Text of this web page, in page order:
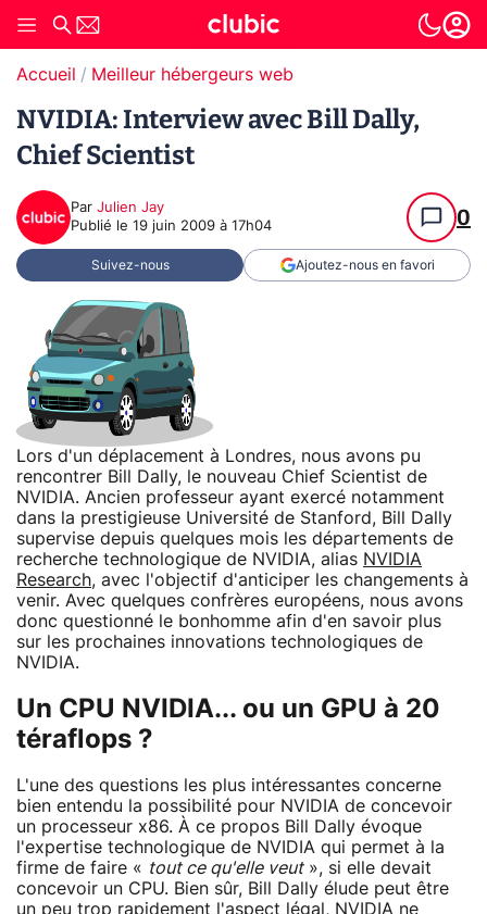
Accueil Meilleur hébergeurs web
NVIDIA: Interview avec Bill Dally,
Chief Scientist
Par Julien Jay
Publié le 19 juin 2009 à 17h04 0
Suivez-nous Ajoutez-nous en favori
Lors d'un déplacement à Londres, nous avons pu
rencontrer Bill Dally, le nouveau Chief Scientist de
NVIDIA. Ancien professeur ayant exercé notamment
dans la prestigieuse Université de Stanford, Bill Dally
supervise depuis quelques mois les départements de
recherche technologique de NVIDIA, alias NVIDIA
Research, avec l'objectif d'anticiper les changements à
venir. Avec quelques confrères européens, nous avons
donc questionné le bonhomme afin d'en savoir plus
sur les prochaines innovations technologiques de
NVIDIA.
Un CPU NVIDIA... ou un GPU à 20
téraflops ?
L'une des questions les plus intéressantes concerne
bien entendu la possibilité pour NVIDIA de concevoir
un processeur x86. À ce propos Bill Dally évoque
l'expertise technologique de NVIDIA qui permet à la
firme de faire « tout ce qu'elle veut», si elle devait
concevoir un CPU. Bien sûr, Bill Dally élude peut être
un peu trop rapidement l'aspect légal, NVIDIA ne